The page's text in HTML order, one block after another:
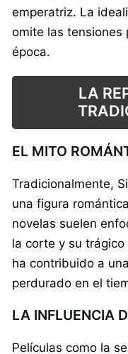
emperatriz. La
omite las tensiones
época.
LA
EL MITO
Tradicionalmente,
una figura
novelas suelen
la corte y su
ha contribuido a
perdurado en el
LA INFLUENCIA
Películas como la